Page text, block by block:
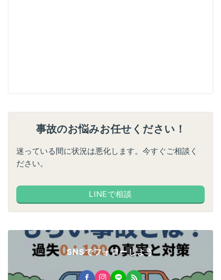
事故のお悩みお任せください！
迷っている間に状況は悪化します。今すぐご相談く
ださい。
LINEで相談
SNSでフォローしよう